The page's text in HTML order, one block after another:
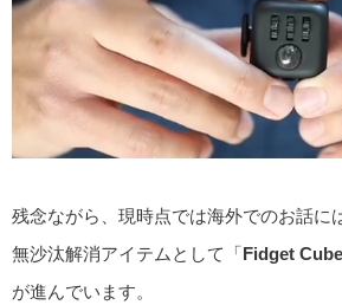
残念ながら、現時点では海外でのお話に
無沙汰解消アイテムとして「Fidget Cube
が進んでいます。